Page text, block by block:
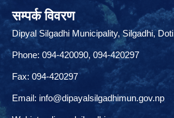
सम्पर्क विवरण
Dipyal Silgadhi Municipality, Silgadhi, Doti
Phone: 094-420090, 094-420297
Fax: 094-420297
Email: info@dipayalsilgadhimun.gov.np